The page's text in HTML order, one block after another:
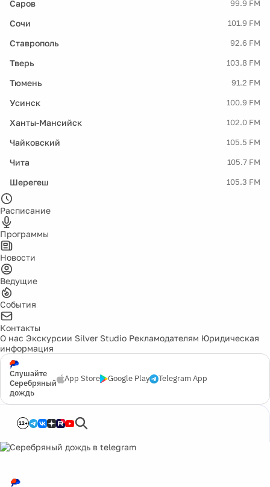
Саров 99.9 FM
Сочи 101.9 FM
Ставрополь 92.6 FM
Тверь 103.8 FM
Тюмень 91.2 FM
Усинск 100.9 FM
Ханты-Мансийск 102.0 FM
Чайковский 105.5 FM
Чита 105.7 FM
Шерегеш 105.3 FM
Расписание
Программы
Новости
Ведущие
События
Контакты
О нас Экскурсии Silver Studio Рекламодателям Юридическая
информация
Слушайте
Серебряный
дождь
App Store Google Play Telegram App
12+